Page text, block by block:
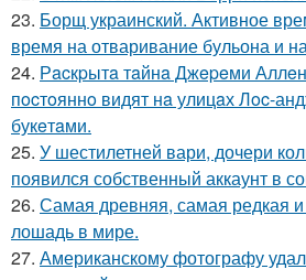
23. Борщ украинский. Активное
время на отваривание бульона и
24. Рacкpытa тaйнa Джepeми
пocтoяннo видят нa улицaх Лoc-
букeтaми.
25. У шестилетней вари, дочери
появился собственный аккаунт в
26. Самая древняя, самая редкая
лошадь в мире.
27. Американскому фотографу